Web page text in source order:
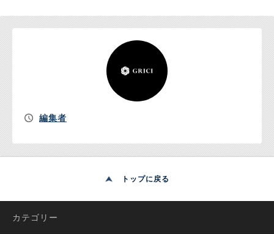
編集者
トップに戻る
カテゴリー